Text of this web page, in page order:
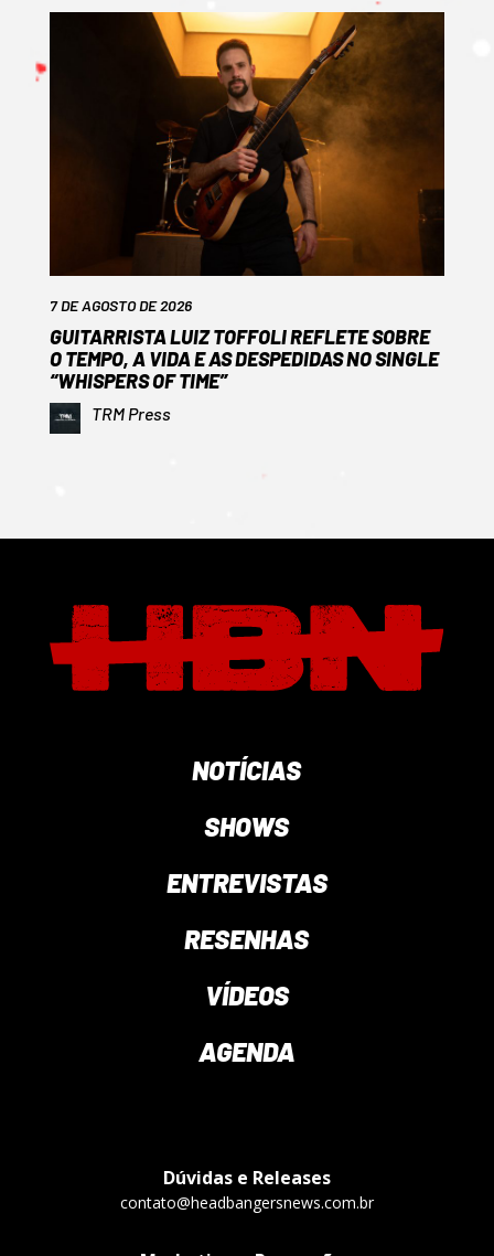
7 DE AGOSTO DE 2026
GUITARRISTA LUIZ TOFFOLI REFLETE SOBRE
O TEMPO, A VIDA E AS DESPEDIDAS NO SINGLE
“WHISPERS OF TIME”
TRM Press
NOTÍCIAS
SHOWS
ENTREVISTAS
RESENHAS
VÍDEOS
AGENDA
Dúvidas e Releases
contato@headbangersnews.com.br